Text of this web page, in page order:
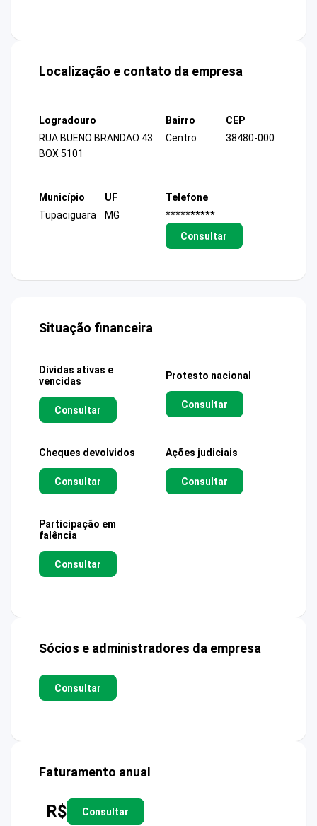
Localização e contato da empresa
Logradouro
RUA BUENO BRANDAO 43
BOX 5101
Bairro
Centro
CEP
38480-000
Município
Tupaciguara
UF
MG
Telefone
**********
Consultar
Situação financeira
Dívidas ativas e
vencidas
Consultar
Protesto nacional
Consultar
Cheques devolvidos
Consultar
Ações judiciais
Consultar
Participação em
falência
Consultar
Sócios e administradores da empresa
Consultar
Faturamento anual
R$ Consultar